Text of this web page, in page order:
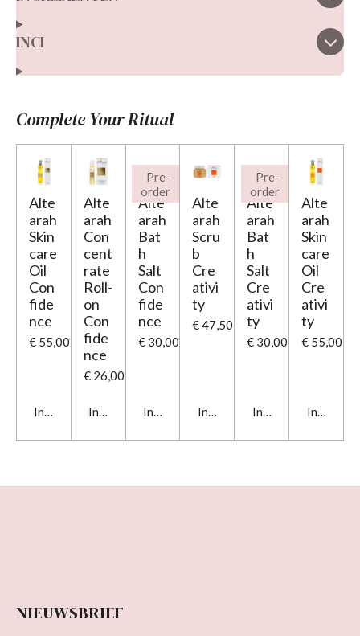
INCI
Complete Your Ritual
Alte
arah
Skin
care
Oil
Con
fide
nce
€ 55,00
In winkelwagen
Alte
arah
Con
cent
rate
Roll-
on
Con
fide
nce
€ 26,00
In winkelwagen
Pre-
order
Alte
arah
Bat
h
Salt
Con
fide
nce
€ 30,00
In winkelwagen
Alte
arah
Scru
b
Cre
ativi
ty
€ 47,50
In winkelwagen
Pre-
order
Alte
arah
Bat
h
Salt
Cre
ativi
ty
€ 30,00
In winkelwagen
Alte
arah
Skin
care
Oil
Cre
ativi
ty
€ 55,00
In
NIEUWSBRIEF